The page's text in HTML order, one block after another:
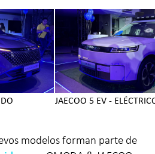
JAECOO 5 EV -
modelos forman parte de